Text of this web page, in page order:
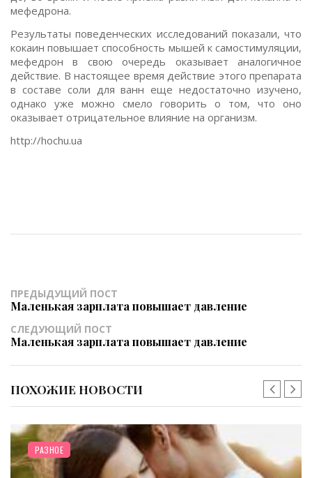
мефедрона.
Результаты поведенческих исследований показали, что
кокаин повышает способность мышей к самостимуляции,
мефедрон в свою очередь оказывает аналогичное
действие. В настоящее время действие этого препарата
в составе соли для ванн еще недостаточно изучено,
однако уже можно смело говорить о том, что оно
оказывает отрицательное влияние на организм.
http://hochu.ua
ПРЕДЫДУЩИЙ ПОСТ
Маленькая зарплата повышает давление
СЛЕДУЮЩИЙ ПОСТ
Маленькая зарплата повышает давление
ПОХОЖИЕ НОВОСТИ
РАЗНОЕ